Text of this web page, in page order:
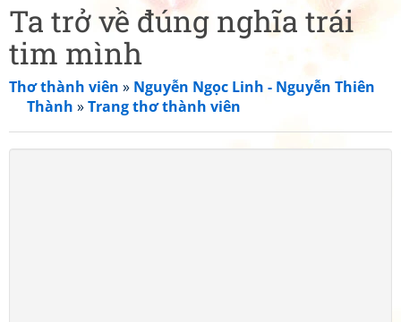
Ta trở về đúng nghĩa trái
tim mình
Thơ thành viên » Nguyễn Ngọc Linh - Nguyễn Thiên
Thành »Trang thơ thành viên